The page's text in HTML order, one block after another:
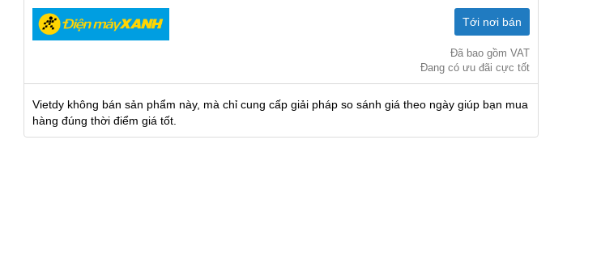
Tới nơi bán
Đã bao gồm VAT
Đang có ưu đãi cực tốt
Vietdy không bán sản phẩm này, mà chỉ cung cấp giải pháp so sánh giá theo ngày giúp bạn mua
hàng đúng thời điểm giá tốt.